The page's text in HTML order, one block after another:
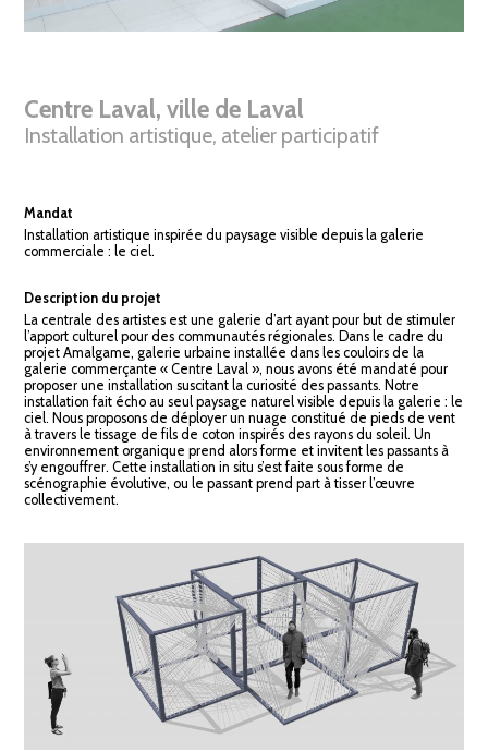
Centre Laval, ville de Laval
Installation artistique, atelier participatif
Mandat
Installation artistique inspirée du paysage visible depuis la galerie
commerciale : le ciel.
Description du projet
La centrale des artistes est une galerie d’art ayant pour but de stimuler
l’apport culturel pour des communautés régionales. Dans le cadre du
projet Amalgame, galerie urbaine installée dans les couloirs de la
galerie commerçante « Centre Laval », nous avons été mandaté pour
proposer une installation suscitant la curiosité des passants. Notre
installation fait écho au seul paysage naturel visible depuis la galerie : le
ciel. Nous proposons de déployer un nuage constitué de pieds de vent
à travers le tissage de fils de coton inspirés des rayons du soleil. Un
environnement organique prend alors forme et invitent les passants à
s’y engouffrer. Cette installation in situ s’est faite sous forme de
scénographie évolutive, ou le passant prend part à tisser l’œuvre
collectivement.